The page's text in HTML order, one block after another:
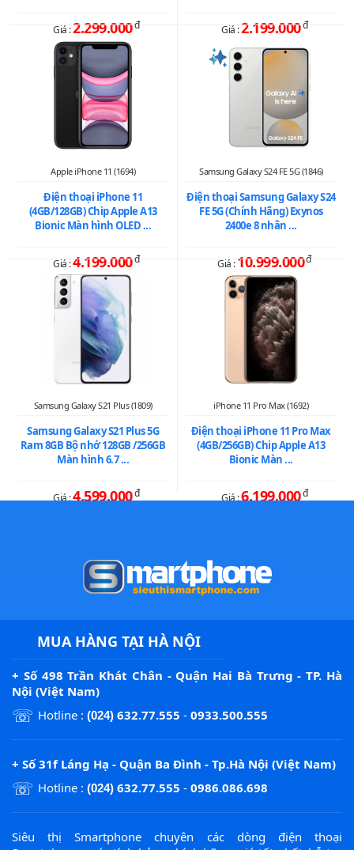
Giá :2.299.000đ Giá :2.199.000đ
Apple iPhone 11 (1694)
Điện thoại iPhone 11
(4GB/128GB) Chip Apple A13
Bionic Màn hình OLED ...
Giá :4.199.000đ
Samsung Galaxy S24 FE 5G (1846)
Điện thoại Samsung Galaxy S24
FE 5G (Chính Hãng) Exynos
2400e 8 nhân ...
Giá :10.999.000đ
Samsung Galaxy S21 Plus (1809)
Samsung Galaxy S21 Plus 5G
Ram 8GB Bộ nhớ 128GB /256GB
Màn hình 6.7 ...
Giá :4.599.000đ
iPhone 11 Pro Max (1692)
Điện thoại iPhone 11 Pro Max
(4GB/256GB) Chip Apple A13
Bionic Màn ...
Giá :6.199.000đ
MUA HÀNG TẠI HÀ NỘI
+ Số 498 Trần Khát Chân - Quận Hai Bà Trưng - TP. Hà
Nội (Việt Nam)
☏ Hotline : (024) 632.77.555 - 0933.500.555
+ Số 31f Láng Hạ - Quận Ba Đình - Tp.Hà Nội (Việt Nam)
☏ Hotline : (024) 632.77.555 - 0986.086.698
Siêu thị Smartphone chuyên các dòng điện thoại